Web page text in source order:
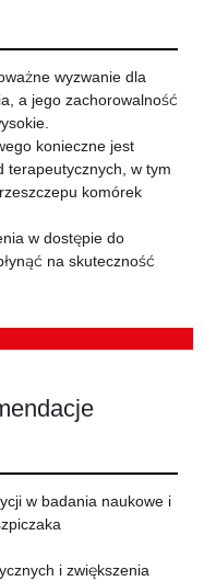
wyzwanie dla
a jego zachorowalność
konieczne jest
terapeutycznych, w tym
komórek
w dostępie do
na skuteczność
w badania naukowe i
i zwiększenia